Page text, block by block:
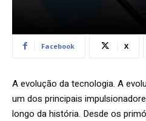
Facebook X
A evolução da tecnologia. A
um dos principais
longo da história. Desde os